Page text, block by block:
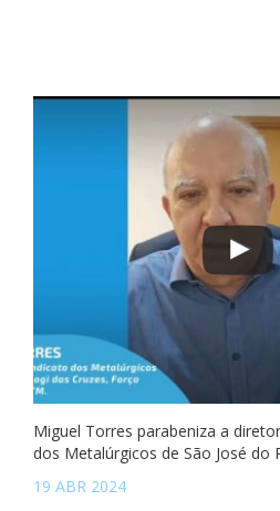
Miguel Torres parabeniza a
dos Metalúrgicos de São José do
19 ABR 2024